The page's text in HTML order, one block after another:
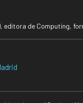
editora de Computing,